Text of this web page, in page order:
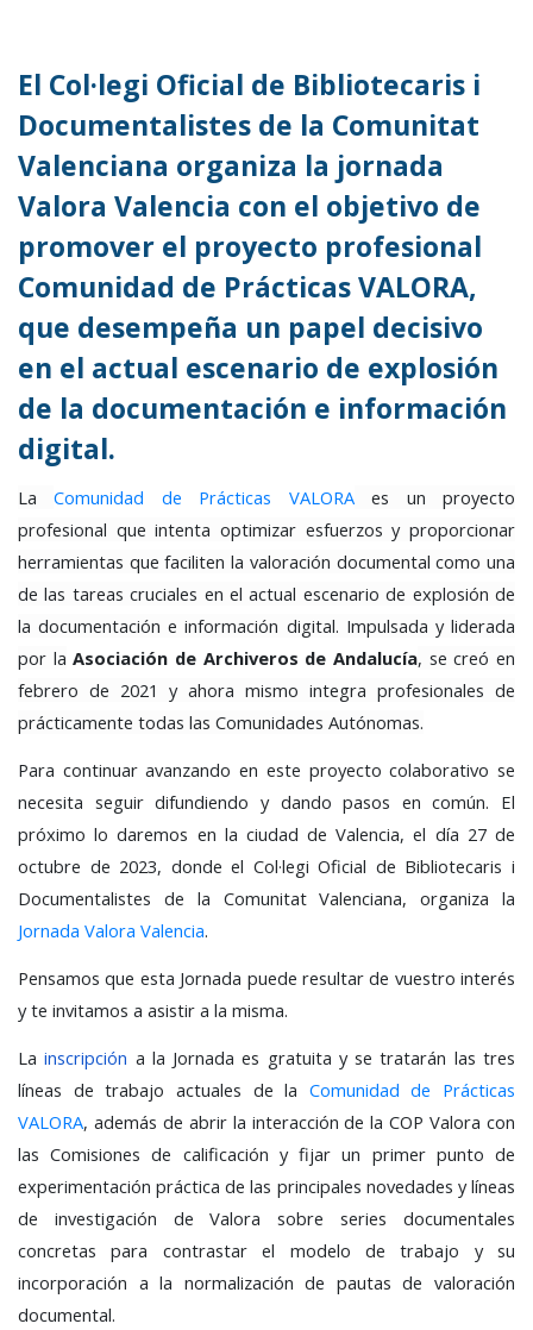
El Col·legi Oficial de Bibliotecaris i
Documentalistes de la Comunitat
Valenciana organiza la jornada
Valora Valencia con el objetivo de
promover el proyecto profesional
Comunidad de Prácticas VALORA,
que desempeña un papel decisivo
en el actual escenario de explosión
de la documentación e información
digital.
LaComunidad de Prácticas VALORAes un proyecto
profesional que intenta optimizar esfuerzos y proporcionar
herramientas que faciliten la valoración documental como una
de las tareas cruciales en el actual escenario de explosión de
la documentación e información digital. Impulsada y liderada
por la Asociación de Archiveros de Andalucía, se creó en
febrero de 2021 y ahora mismo integra profesionales de
prácticamente todas las Comunidades Autónomas.
Para continuar avanzando en este proyecto colaborativo se
necesita seguir difundiendo y dando pasos en común. El
próximo lo daremos en la ciudad de Valencia, el día 27 de
octubre de 2023, donde el Col·legi Oficial de Bibliotecaris i
Documentalistes de la Comunitat Valenciana, organiza la
Jornada Valora Valencia.
Pensamos que esta Jornada puede resultar de vuestro interés
y te invitamos a asistir a la misma.
Lainscripción a la Jornada es gratuita y se tratarán las tres
líneas de trabajo actuales de la Comunidad de Prácticas
VALORA, además de abrir la interacción de la COP Valora con
las Comisiones de calificación y fijar un primer punto de
experimentación práctica de las principales novedades y líneas
de investigación de Valora sobre series documentales
concretas para contrastar el modelo de trabajo y su
incorporación a la normalización de pautas de valoración
documental.